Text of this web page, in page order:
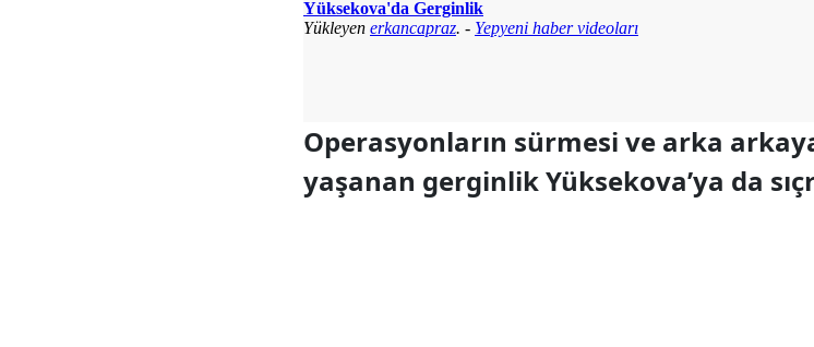
Operasyonların sürmesi ve arka
yaşanan gerginlik Yüksekova’ya da